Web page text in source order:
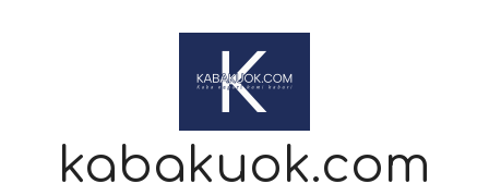
kabakuok.com